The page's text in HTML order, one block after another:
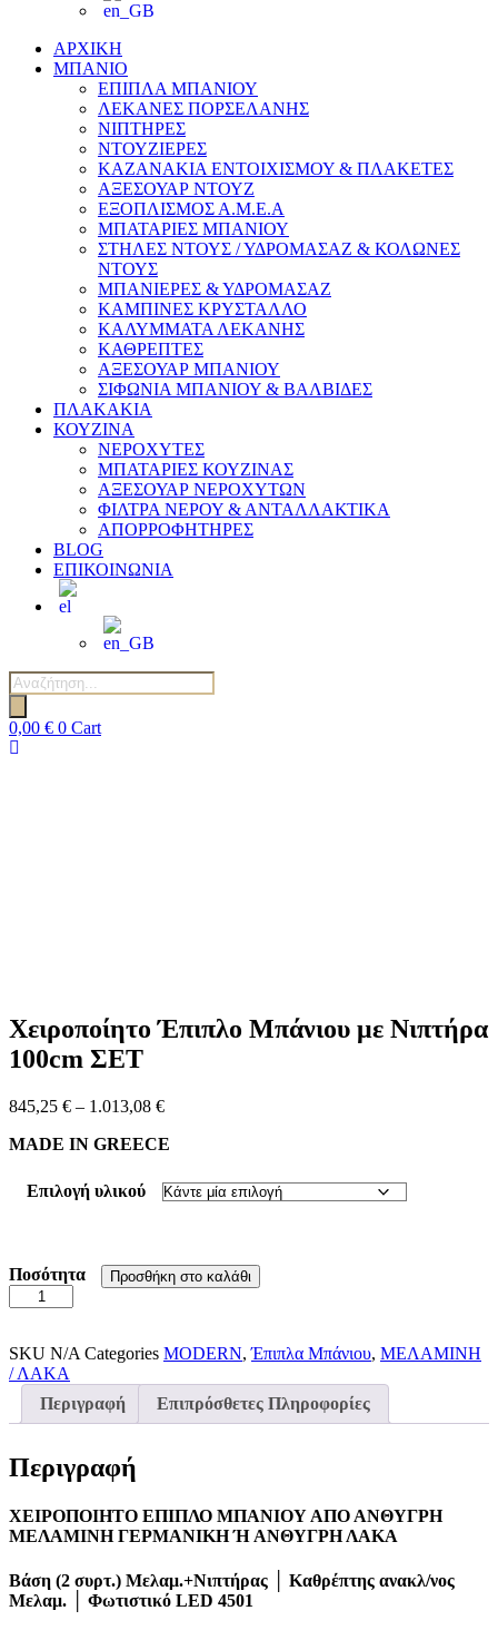
ΑΡΧΙΚΗ
ΜΠΑΝΙΟ
ΕΠΙΠΛΑ ΜΠΑΝΙΟΥ
ΛΕΚΑΝΕΣ ΠΟΡΣΕΛΑΝΗΣ
ΝΙΠΤΗΡΕΣ
ΝΤΟΥΖΙΕΡΕΣ
ΚΑΖΑΝΑΚΙΑ ΕΝΤΟΙΧΙΣΜΟΥ & ΠΛΑΚΕΤΕΣ
ΑΞΕΣΟΥΑΡ ΝΤΟΥΖ
ΕΞΟΠΛΙΣΜΟΣ Α.Μ.Ε.Α
ΜΠΑΤΑΡΙΕΣ ΜΠΑΝΙΟΥ
ΣΤΗΛΕΣ ΝΤΟΥΣ / ΥΔΡΟΜΑΣΑΖ & ΚΟΛΩΝΕΣ
ΝΤΟΥΣ
ΜΠΑΝΙΕΡΕΣ & ΥΔΡΟΜΑΣΑΖ
ΚΑΜΠΙΝΕΣ ΚΡΥΣΤΑΛΛΟ
ΚΑΛΥΜΜΑΤΑ ΛΕΚΑΝΗΣ
ΚΑΘΡΕΠΤΕΣ
ΑΞΕΣΟΥΑΡ ΜΠΑΝΙΟΥ
ΣΙΦΩΝΙΑ ΜΠΑΝΙΟΥ & ΒΑΛΒΙΔΕΣ
ΠΛΑΚΑΚΙΑ
ΚΟΥΖΙΝΑ
ΝΕΡΟΧΥΤΕΣ
ΜΠΑΤΑΡΙΕΣ ΚΟΥΖΙΝΑΣ
ΑΞΕΣΟΥΑΡ ΝΕΡΟΧΥΤΩΝ
ΦΙΛΤΡΑ ΝΕΡΟΥ & ΑΝΤΑΛΛΑΚΤΙΚΑ
ΑΠΟΡΡΟΦΗΤΗΡΕΣ
BLOG
ΕΠΙΚΟΙΝΩΝΙΑ
Αναζήτηση
προϊόντων
0,00 € 0 Cart
Χειροποίητο Έπιπλο Μπάνιου με Νιπτήρα
100cm ΣΕΤ
845,25 € – 1.013,08 €Price
845,25 €
1.013,08 €
MADE IN GREECE
Επιλογή υλικού
Ποσότητα
Χειροποίητο
Έπιπλο
με
Νιπτήρα
100cm
Προσθήκη στο καλάθι
SKU N/A Categories MODERN,Έπιπλα Μπάνιου, ΜΕΛΑΜΙΝΗ
/ ΛΑΚΑ
Περιγραφή
Επιπρόσθετες Πληροφορίες
Περιγραφή
ΧΕΙΡΟΠΟΙΗΤΟ ΕΠΙΠΛΟ ΜΠΑΝΙΟΥ ΑΠΟ ΑΝΘΥΓΡΗ
ΜΕΛΑΜΙΝΗ ΓΕΡΜΑΝΙΚΗ Ή ΑΝΘΥΓΡΗ ΛΑΚΑ
Βάση (2 συρτ.) Μελαμ.+Νιπτήρας │ Καθρέπτης ανακλ/νος
Μελαμ. │ Φωτιστικό LED 4501